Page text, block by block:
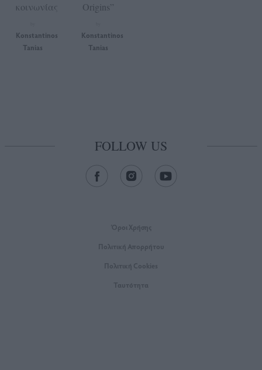
κοινωνίας
Konstantinos
Tanias
Origins”
Konstantinos
Tanias
FOLLOW US
Όροι Xρήσης
Πολιτική Απορρήτου
Πολιτική Cookies
Ταυτότητα